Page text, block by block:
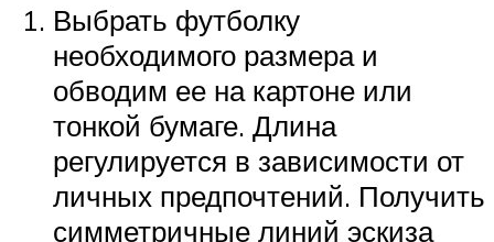
Выбрать футболку
необходимого размера и
обводим ее на картоне или
тонкой бумаге. Длина
регулируется в зависимости от
личных предпочтений. Получить
симметричные линий эскиза